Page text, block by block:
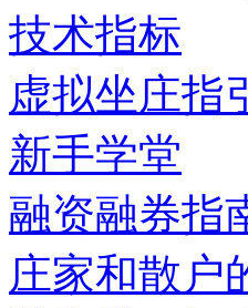
技术指标
虚拟坐庄指引
新手学堂
融资融券指
庄家和散户